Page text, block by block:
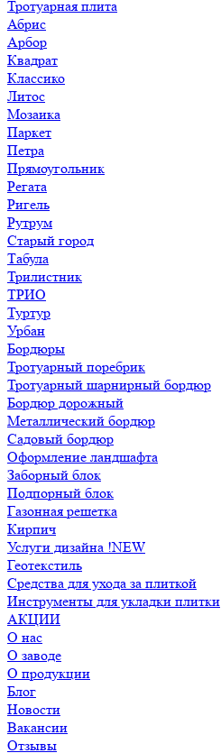
Тротуарная плита
Абрис
Арбор
Квадрат
Классико
Литос
Мозаика
Паркет
Петра
Прямоугольник
Регата
Ригель
Рутрум
Старый город
Табула
Трилистник
ТРИО
Туртур
Урбан
Бордюры
Тротуарный поребрик
Тротуарный шарнирный бордюр
Бордюр дорожный
Металлический бордюр
Садовый бордюр
Оформление ландшафта
Заборный блок
Подпорный блок
Газонная решетка
Кирпич
Услуги дизайна !NEW
Геотекстиль
Средства для ухода за плиткой
Инструменты для укладки плитки
АКЦИИ
О нас
О заводе
О продукции
Блог
Новости
Вакансии
Отзывы